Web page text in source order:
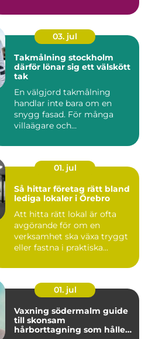
03. jul
Takmålning stockholm
därför lönar sig ett välskött
tak
En välgjord takmålning
handlar inte bara om en
snygg fasad. För många
villaägare och
01. jul
Så hittar företag rätt bland
lediga lokaler i Örebro
Att hitta rätt lokal är ofta
avgörande för om en
verksamhet ska växa tryggt
eller fastna i praktiska...
01. jul
Vaxning södermalm guide
till skonsam
hårborttagning som håller